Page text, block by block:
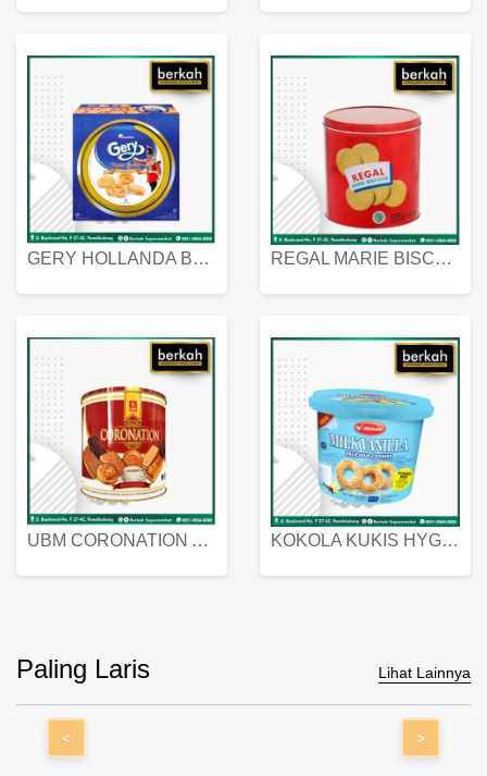
GERY HOLLANDA BUTTER COOKIES 450 GRAM REGAL MARIE BISCUIT KALENG 550 GRAM
UBM CORONATION ASSORTED BISKUIT KALENG 450 GRAM KOKOLA KUKIS HYGIENIC MILK VANILLA PACK 320 GR
Paling Laris Lihat Lainnya
< >